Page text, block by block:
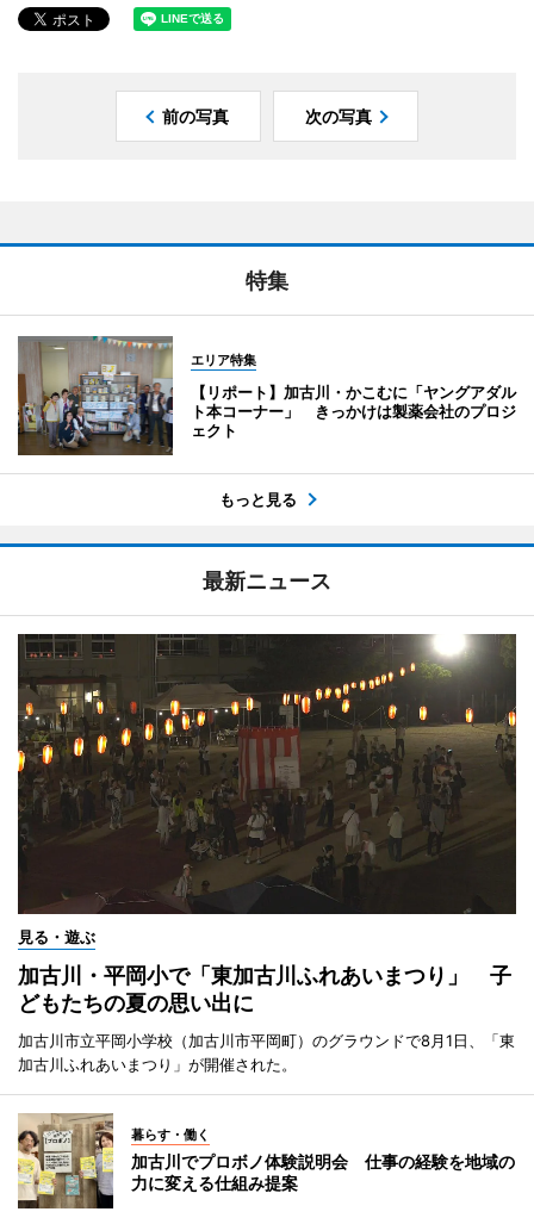
前の写真 次の写真
特集
エリア特集
【リポート】加古川・かこむに「ヤングアダル
ト本コーナー」 きっかけは製薬会社のプロジ
ェクト
もっと見る
最新ニュース
見る・遊ぶ
加古川・平岡小で「東加古川ふれあいまつり」 子
どもたちの夏の思い出に
加古川市立平岡小学校（加古川市平岡町）のグラウンドで8月1日、「東
加古川ふれあいまつり」が開催された。
暮らす・働く
加古川でプロボノ体験説明会 仕事の経験を地域の
力に変える仕組み提案